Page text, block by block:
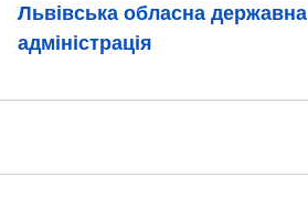
Львівська обласна державна
адміністрація